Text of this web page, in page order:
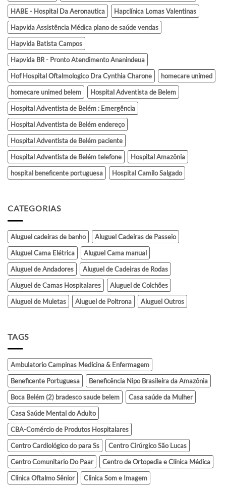
HABE - Hospital Da Aeronautica
Hapclínica Lomas Valentinas
Hapvida Assistência Médica plano de saúde vendas
Hapvida Batista Campos
Hapvida BR - Pronto Atendimento Ananindeua
Hof Hospital Oftalmologico Dra Cynthia Charone
homecare unimed
homecare unimed belem
Hospital Adventista de Belem
Hospital Adventista de Belém : Emergência
Hospital Adventista de Belém endereço
Hospital Adventista de Belém paciente
Hospital Adventista de Belém telefone
Hospital Amazônia
hospital beneficente portuguesa
Hospital Camilo Salgado
CATEGORIAS
Aluguel cadeiras de banho
Aluguel Cadeiras de Passeio
Aluguel Cama Elétrica
Aluguel Cama manual
Aluguel de Andadores
Aluguel de Cadeiras de Rodas
Aluguel de Camas Hospitalares
Aluguel de Colchões
Aluguel de Muletas
Aluguel de Poltrona Aluguel Outros
TAGS
Ambulatorio Campinas Medicina & Enfermagem
Beneficente Portuguesa
Beneficência Nipo Brasileira da Amazônia
Boca Belém (2) bradesco saude belem
Casa saúde da Mulher
Casa Saúde Mental do Adulto
CBA-Comércio de Produtos Hospitalares
Centro Cardiológico do para Ss
Centro Cirúrgico São Lucas
Centro Comunitario Do Paar
Centro de Ortopedia e Clínica Médica
Clinica Oftalmo Sênior
Clinica Som e Imagem